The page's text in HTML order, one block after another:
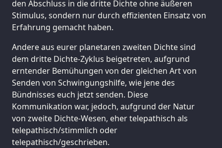
den Abschluss in die dritte Dichte ohne äußeren
Stimulus, sondern nur durch effizienten Einsatz von
Erfahrung gemacht haben.
Andere aus eurer planetaren zweiten Dichte sind
dem dritte Dichte-Zyklus beigetreten, aufgrund
erntender Bemühungen von der gleichen Art von
Senden von Schwingungshilfe, wie jene des
Bündnisses euch jetzt senden. Diese
Kommunikation war, jedoch, aufgrund der Natur
von zweite Dichte-Wesen, eher telepathisch als
telepathisch/stimmlich oder
telepathisch/geschrieben.